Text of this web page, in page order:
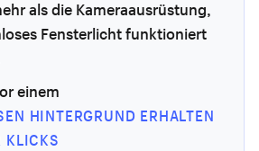
als die Kameraausrüstung,
Fensterlicht funktioniert
einem
HINTERGRUND ERHALTEN 2